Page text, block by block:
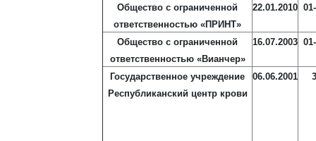
Общество с ограниченной
ответственностью «ПРИНТ»
22.01.2010
Общество с ограниченной
ответственностью «Вианчер»
16.07.2003
Государственное учреждение
Республиканский центр крови
06.06.2001